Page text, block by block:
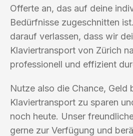
Offerte an, das auf deine
Bedürfnisse zugeschnitten
darauf verlassen, dass wir
Klaviertransport von Zürich
professionell und effizient
Nutze also die Chance, Geld
Klaviertransport zu sparen
noch heute. Unser
gerne zur Verfügung und